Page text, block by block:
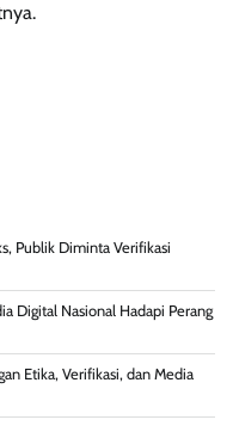
Publik Diminta Verifikasi
Digital Nasional Hadapi Perang
Etika, Verifikasi, dan Media